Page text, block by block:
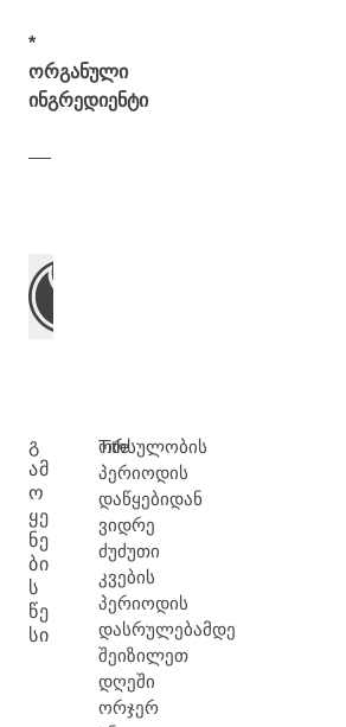
*
ორგანული
ინგრედიენტი
Გ
ᲐᲛ
Ო
ᲧᲔ
ᲜᲔ
ᲑᲘ
Ს
ᲬᲔ
ᲡᲘ
Title
ორსულობის
პერიოდის
დაწყებიდან
ვიდრე
ძუძუთი
კვების
პერიოდის
დასრულებამდე
შეიზილეთ
დღეში
ორჯერ